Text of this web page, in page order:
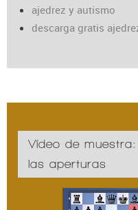
ajedrez y autismo
descarga gratis
Vídeo de
las aperturas